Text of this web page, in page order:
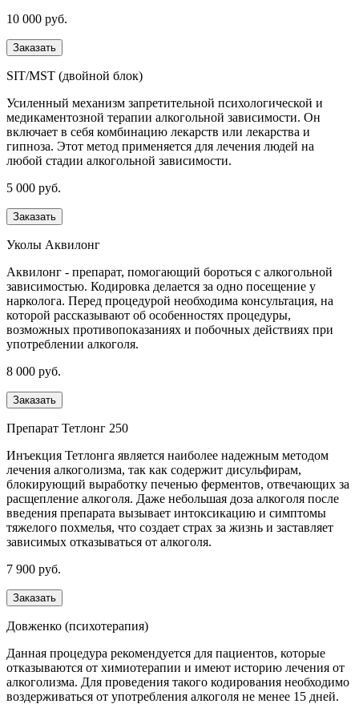
10 000 руб.
Заказать
SIT/MST (двойной блок)
Усиленный механизм запретительной психологической и
медикаментозной терапии алкогольной зависимости. Он
включает в себя комбинацию лекарств или лекарства и
гипноза. Этот метод применяется для лечения людей на
любой стадии алкогольной зависимости.
5 000 руб.
Заказать
Уколы Аквилонг
Аквилонг - препарат, помогающий бороться с алкогольной
зависимостью. Кодировка делается за одно посещение у
нарколога. Перед процедурой необходима консультация, на
которой рассказывают об особенностях процедуры,
возможных противопоказаниях и побочных действиях при
употреблении алкоголя.
8 000 руб.
Заказать
Препарат Тетлонг 250
Инъекция Тетлонга является наиболее надежным методом
лечения алкоголизма, так как содержит дисульфирам,
блокирующий выработку печенью ферментов, отвечающих за
расщепление алкоголя. Даже небольшая доза алкоголя после
введения препарата вызывает интоксикацию и симптомы
тяжелого похмелья, что создает страх за жизнь и заставляет
зависимых отказываться от алкоголя.
7 900 руб.
Заказать
Довженко (психотерапия)
Данная процедура рекомендуется для пациентов, которые
отказываются от химиотерапии и имеют историю лечения от
алкоголизма. Для проведения такого кодирования необходимо
воздерживаться от употребления алкоголя не менее 15 дней.